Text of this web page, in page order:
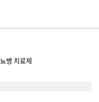
병 치료제